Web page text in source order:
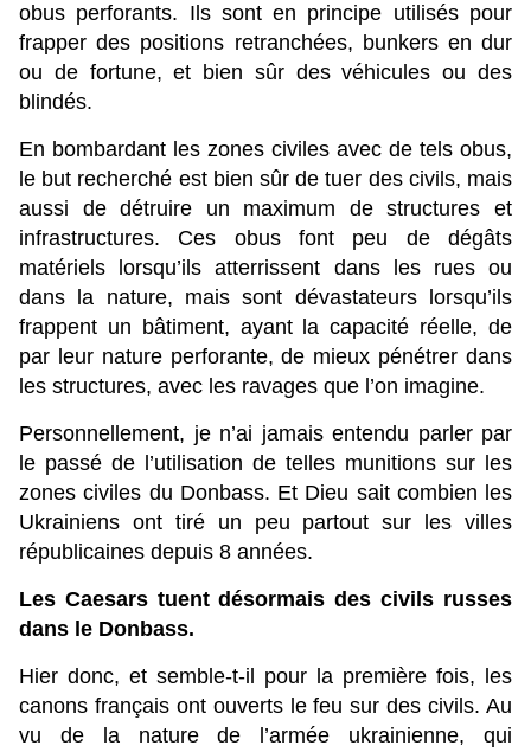
obus perforants. Ils sont en principe utilisés pour
frapper des positions retranchées, bunkers en dur
ou de fortune, et bien sûr des véhicules ou des
blindés.
En bombardant les zones civiles avec de tels obus,
le but recherché est bien sûr de tuer des civils, mais
aussi de détruire un maximum de structures et
infrastructures. Ces obus font peu de dégâts
matériels lorsqu’ils atterrissent dans les rues ou
dans la nature, mais sont dévastateurs lorsqu’ils
frappent un bâtiment, ayant la capacité réelle, de
par leur nature perforante, de mieux pénétrer dans
les structures, avec les ravages que l’on imagine.
Personnellement, je n’ai jamais entendu parler par
le passé de l’utilisation de telles munitions sur les
zones civiles du Donbass. Et Dieu sait combien les
Ukrainiens ont tiré un peu partout sur les villes
républicaines depuis 8 années.
Les Caesars tuent désormais des civils russes
dans le Donbass.
Hier donc, et semble-t-il pour la première fois, les
canons français ont ouverts le feu sur des civils. Au
vu de la nature de l’armée ukrainienne, qui